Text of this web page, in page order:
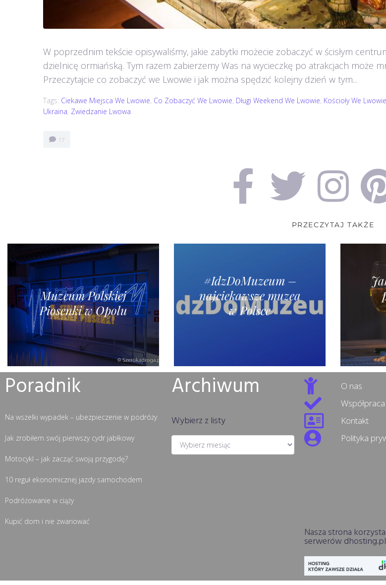
W poprzednim tekście opisywaliśmy, jakie zabytki możecie zobaczyć w ścisłym
dzielnicę ormiańską. Tym razem zabierzemy Was na wycieczkę po atrakcjach może
Przeczytajcie co zobaczyć we Lwowie i jak można spędzić kolejny dzień w tym...
Tags: Ciekawe Miejsca We Lwowie, Co Zobaczyć We Lwowie, Długi Weekend We Lwowie, Kościoły We Lwowie
Ukraina, Zwiedzanie Lwowa
17
PRZECZYTAJ TAKŻE
Muzeum Polskiej
Piosenki w Opolu
#IdzDoMuzeum –
najciekawsze muzea
w Polsce
Poradnik
Na wszelki wypadek – ubezpieczenie w podróży
Jak zrobiłem swój pierwszy cydr jabłkowy
Motocykl – jak zacząć swoją przygodę?
10 reguł ekonomicznej jazdy samochodem
Podróżowanie w ciąży
Kupić dom i nie zwariować
Archiwum
Wybierz z listy
O nas
Współpraca
Kontakt
Polityka
Nasza strona
serwerów dhosting.pl